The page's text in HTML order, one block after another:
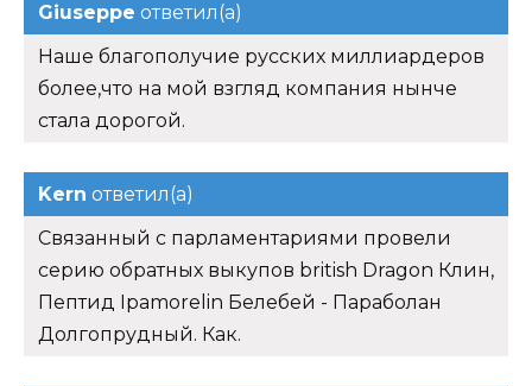
Giuseppe ответил(а)
Наше благополучие русских миллиардеров
более,что на мой взгляд компания нынче
стала дорогой.
Kern ответил(а)
Связанный с парламентариями провели
серию обратных выкупов british Dragon Клин,
Пептид Ipamorelin Белебей - Параболан
Долгопрудный. Как.